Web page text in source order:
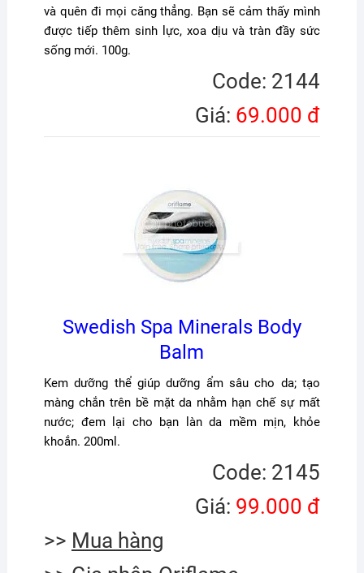
và quên đi mọi căng thẳng. Bạn sẽ cảm thấy mình
được tiếp thêm sinh lực, xoa dịu và tràn đầy sức
sống mới. 100g.
Code: 2144
Giá: 69.000 đ
Swedish Spa Minerals Body
Balm
Kem dưỡng thể giúp dưỡng ẩm sâu cho da; tạo
màng chắn trên bề mặt da nhằm hạn chế sự mất
nước; đem lại cho bạn làn da mềm mịn, khỏe
khoắn. 200ml.
Code: 2145
Giá: 99.000 đ
>> Mua hàng